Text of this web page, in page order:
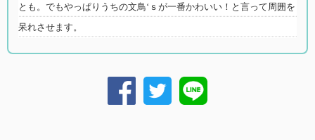
とも。でもやっぱりうちの文鳥‘ｓが一番かわいい！と言って周囲を
呆れさせます。